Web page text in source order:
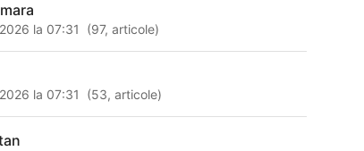
la 07:31 (97,articole)
la 07:31 (53,articole)